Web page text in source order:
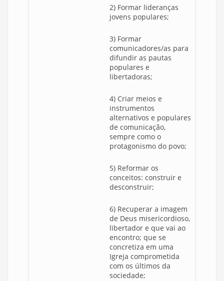
2) Formar lideranças
jovens populares;
3) Formar
comunicadores/as para
difundir as pautas
populares e
libertadoras;
4) Criar meios e
instrumentos
alternativos e populares
de comunicação,
sempre como o
protagonismo do povo;
5) Reformar os
conceitos: construir e
desconstruir;
6) Recuperar a imagem
de Deus misericordioso,
libertador e que vai ao
encontro; que se
concretiza em uma
Igreja comprometida
com os últimos da
sociedade;